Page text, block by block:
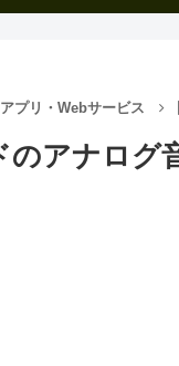
プリ・Webサービス
アナログ